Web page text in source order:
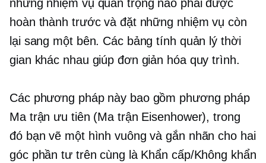
những nhiệm vụ quan trọng nào phải được
hoàn thành trước và đặt những nhiệm vụ còn
lại sang một bên. Các bảng tính quản lý thời
gian khác nhau giúp đơn giản hóa quy trình.
Các phương pháp này bao gồm phương pháp
Ma trận ưu tiên (Ma trận Eisenhower), trong
đó bạn vẽ một hình vuông và gắn nhãn cho hai
góc phần tư trên cùng là Khẩn cấp/Không khẩn